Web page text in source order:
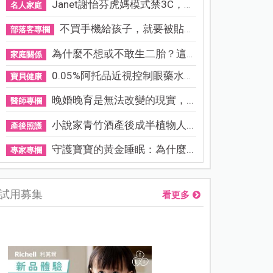
名人家庭 Janet謝怡芬虎媽模式禁3C，看...
部落客專欄 不買手機給孩子，就要被貼「...
家庭關係 為什麼不想或不敢生二胎？這8...
寶貝健康 0.05%阿托品近視控制眼藥水納...
醫師專欄 晚婚晚育是無法改變的現實，...
產後照護 小說家青竹酒產後成半植物人...
專家專欄 守護寶寶的黃金睡眠：為什麼...
用募集 看更多